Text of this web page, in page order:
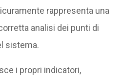
rappresenta una
analisi dei punti di
sistema.
i propri indicatori,